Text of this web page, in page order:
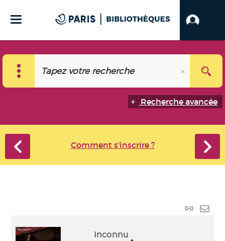
Recherche avancée
Comment s'inscrire ?
Lien
Inconnu